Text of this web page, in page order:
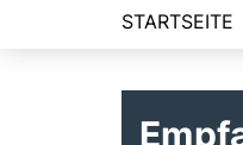
STARTSEITE